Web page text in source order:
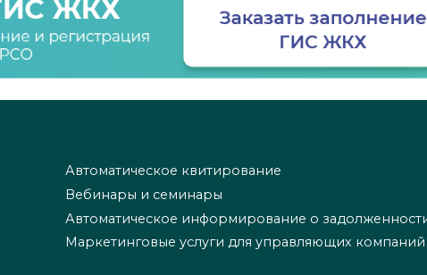
Автоматическое квитирование
Вебинары и семинары
Автоматическое информирование о
Маркетинговые услуги для управляющих компаний